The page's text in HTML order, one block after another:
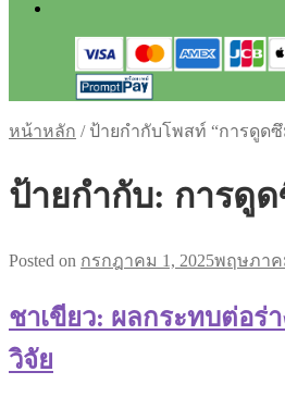
หน้าหลัก / ป้ายกำกับโพสท์ “การดูดซึ
ป้ายกำกับ: การดู
Posted on กรกฎาคม 1, 2025พฤษภาค
ชาเขียว: ผลกระทบต่อร่
วิจัย